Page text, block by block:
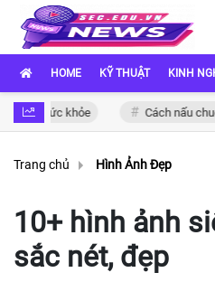
HOME KỸ THUẬT KINH
khỏe Cách nấu chuối đậu
Trang chủ Hình Ảnh Đẹp
10+ hình ảnh
sắc nét, đẹp